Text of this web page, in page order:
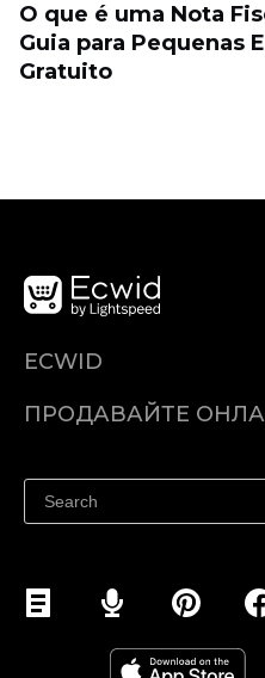
O que é uma Nota
Guia para Pequenas
Gratuito
ECWID
Помощен център
ПРОДАВАЙТЕ
Продавайте във Facebook
Продавайте в Instagram